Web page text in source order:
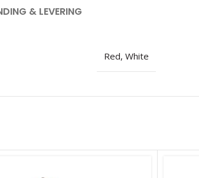
& LEVERING
Red, White